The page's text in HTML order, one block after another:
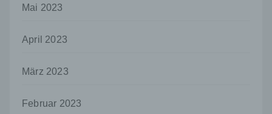
Mai 2023
April 2023
März 2023
Februar 2023
Empfänger ist eine natürliche oder juristische
Person, Behörde, Einrichtung oder andere
offengelegt werden, unabhängig davon, ob
bestimmten Untersuchungsauftrags nach